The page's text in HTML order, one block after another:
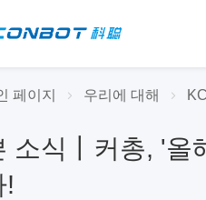
페이지 우리에 대해
소식丨커총, '
!